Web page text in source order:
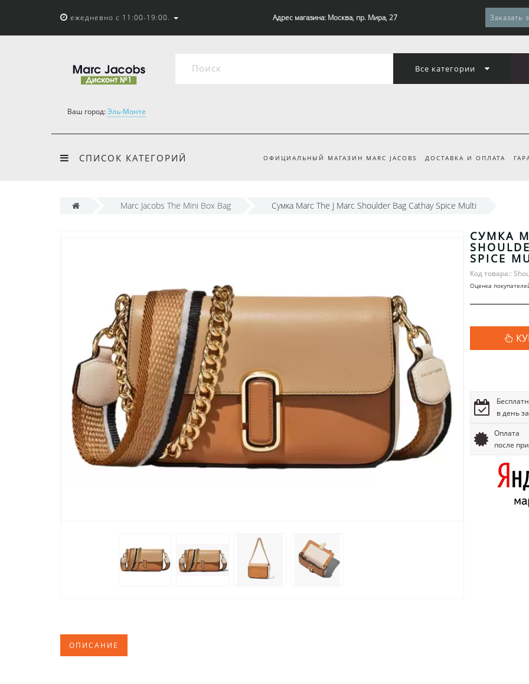
ежедневно с 11:00-19:00. Адрес магазина: Москва, пр. Мира, 27 Заказать
Все категории
Ваш город:Эль-Монте
СПИСОК КАТЕГОРИЙ ОФИЦИАЛЬНЫЙ МАГАЗИН MARC JACOBS ДОСТАВКА И ОПЛАТА
Marc Jacobs The Mini Box Bag Сумка Marc The J Marc Shoulder Bag Cathay Spice Multi
СУМКА
SPICE
Код товара::
Оценка
в день
Оплата
после
ОПИСАНИЕ